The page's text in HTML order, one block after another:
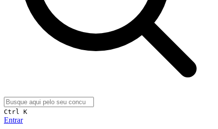
Ctrl K
Entrar